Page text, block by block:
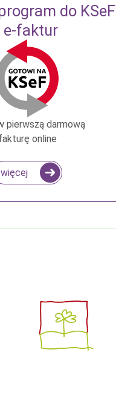
do KSeF
e-faktur
pierwszą darmową
online
więcej